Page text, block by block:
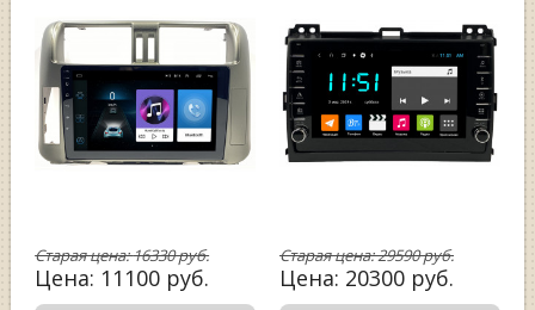
Старая цена:16330руб.
Цена: 11100 руб.
Старая цена:29590руб.
Цена: 20300 руб.